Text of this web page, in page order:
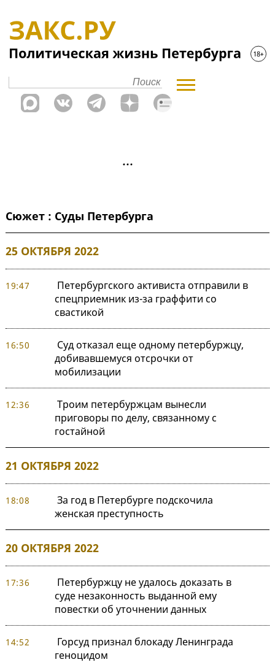
Сюжет : Суды Петербурга
25 ОКТЯБРЯ 2022
19:47
Петербургского активиста отправили в
спецприемник из-за граффити со
свастикой
16:50
Суд отказал еще одному петербуржцу,
добивавшемуся отсрочки от
мобилизации
12:36
Троим петербуржцам вынесли
приговоры по делу, связанному с
гостайной
21 ОКТЯБРЯ 2022
18:08
За год в Петербурге подскочила
женская преступность
20 ОКТЯБРЯ 2022
17:36
Петербуржцу не удалось доказать в
суде незаконность выданной ему
повестки об уточнении данных
14:52
Горсуд признал блокаду Ленинграда
геноцидом